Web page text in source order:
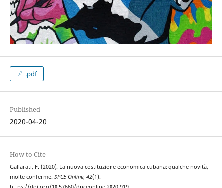
.pdf
Published
2020-04-20
How to Cite
Gallarati, F. (2020). La nuova costituzione economica cubana: qualche novità,
molte conferme. DPCE Online, 42(1).